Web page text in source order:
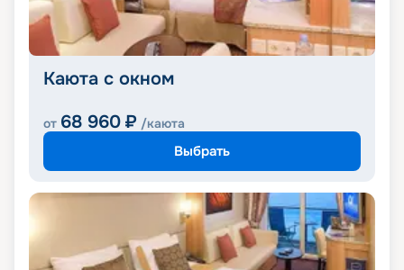
Каюта с окном
от 68 960 ₽ /каюта
Выбрать